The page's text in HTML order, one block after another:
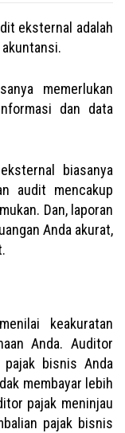
eksternal adalah
memerlukan
dan data
biasanya
audit mencakup
Dan, laporan
Anda akurat,
keakuratan
Anda. Auditor
pajak bisnis Anda
membayar lebih
pajak meninjau
pajak bisnis